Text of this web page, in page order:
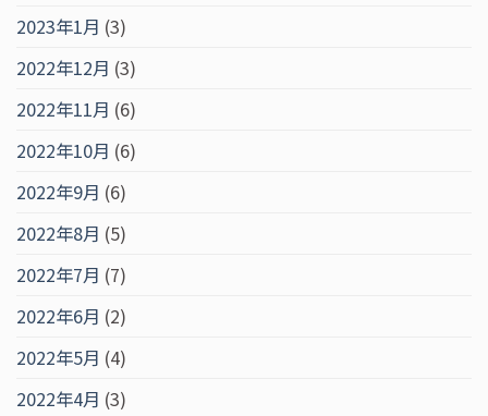
2023年1月 (3)
2022年12月 (3)
2022年11月 (6)
2022年10月 (6)
2022年9月 (6)
2022年8月 (5)
2022年7月 (7)
2022年6月 (2)
2022年5月 (4)
2022年4月 (3)